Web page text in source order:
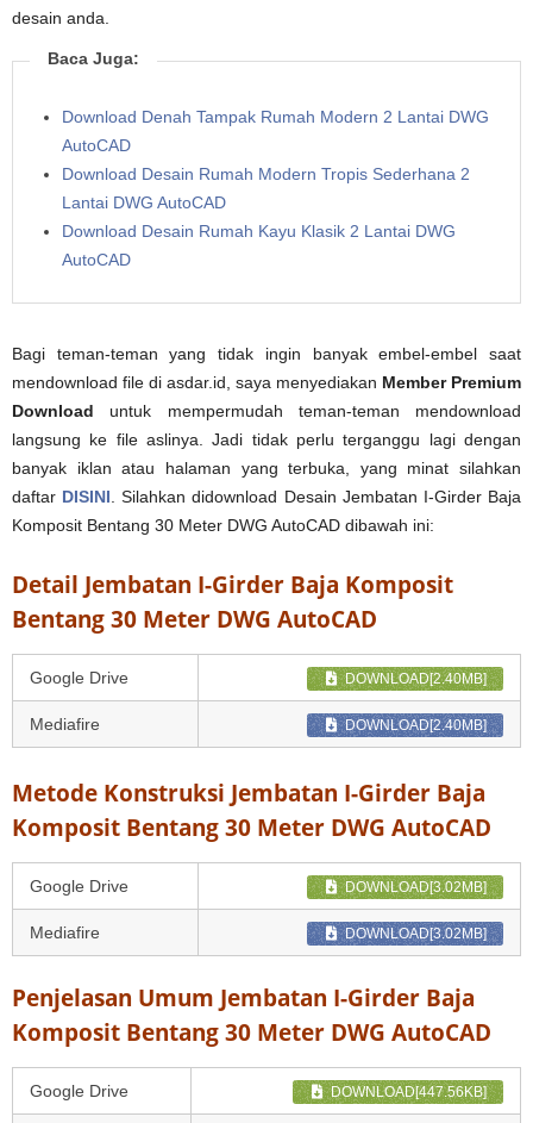
desain anda.
Baca Juga:
Download Denah Tampak Rumah Modern 2 Lantai DWG
AutoCAD
Download Desain Rumah Modern Tropis Sederhana 2
Lantai DWG AutoCAD
Download Desain Rumah Kayu Klasik 2 Lantai DWG
AutoCAD
Bagi teman-teman yang tidak ingin banyak embel-embel saat
mendownload file di asdar.id, saya menyediakan Member Premium
Download untuk mempermudah teman-teman mendownload
langsung ke file aslinya. Jadi tidak perlu terganggu lagi dengan
banyak iklan atau halaman yang terbuka, yang minat silahkan
daftar DISINI . Silahkan didownload Desain Jembatan I-Girder Baja
Komposit Bentang 30 Meter DWG AutoCAD dibawah ini:
Detail Jembatan I-Girder Baja Komposit
Bentang 30 Meter DWG AutoCAD
Google Drive DOWNLOAD[2.40MB]
Mediafire DOWNLOAD[2.40MB]
Metode Konstruksi Jembatan I-Girder Baja
Komposit Bentang 30 Meter DWG AutoCAD
Google Drive DOWNLOAD[3.02MB]
Mediafire DOWNLOAD[3.02MB]
Penjelasan Umum Jembatan I-Girder Baja
Komposit Bentang 30 Meter DWG AutoCAD
Google Drive DOWNLOAD[447.56KB]